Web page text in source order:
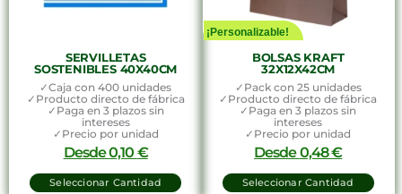
SERVILLETAS
SOSTENIBLES 40X40CM
✓Caja con 400 unidades
✓Producto directo de fábrica
✓Paga en 3 plazos sin
intereses
✓Precio por unidad
Desde0,10 €
Seleccionar Cantidad
¡Personalizable!
BOLSAS KRAFT
32X12X42CM
✓Pack con 25 unidades
✓Producto directo de fábrica
✓Paga en 3 plazos sin
intereses
✓Precio por unidad
Desde0,48€
Seleccionar Cantidad